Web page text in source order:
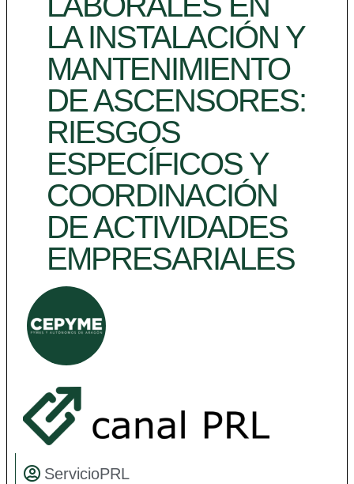
LA INSTALACIÓN Y
MANTENIMIENTO
DE ASCENSORES:
RIESGOS
ESPECÍFICOS Y
COORDINACIÓN
DE ACTIVIDADES
EMPRESARIALES
ServicioPRL